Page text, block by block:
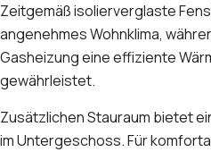
Zeitgemäß isolierverglaste
angenehmes Wohnklima,
Gasheizung eine effiziente
gewährleistet.
Zusätzlichen Stauraum bietet
im Untergeschoss. Für